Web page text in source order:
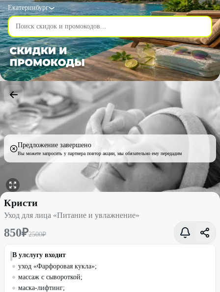
Екатеринбург
Предложение завершено
Вы можете запросить у партнера повтор акции, мы обязательно ему передадим
Уход для лица «Питание и увлажнение» со скидкой 66% -
Кристи
Уход для лица «Питание и увлажнение»
850₽2500₽
В улслугу входит
уход «Фарфоровая кукла»;
массаж с сывороткой;
маска-лифтинг;